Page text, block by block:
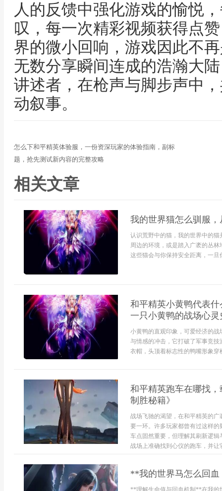
人的反馈中强化游戏的愉悦
叹，每一次精彩视频获得点
界的微小回响，游戏因此不
无数分享瞬间连成的浩瀚大
讲述者，在枪声与脚步声中
动叙事。
怎么下和平精英体验服，一份资深玩家的体验指南，副标
题，抢先测试新内容的完整攻略
相关文章
我的世界猫怎么驯服
认识荒野中的猫，我的世界中的
周边的环境，或是踏入广袤的丛
这些猫会与你保持安全距离，一
和平精英小黄鸭代表
一只小黄鸭的战场心灵
小黄鸭的直观印象，可爱经济的
与情感的冲击，它打破了军事竞
衣帽，头顶着标志性的鸭嘴形象
和平精英跑车在哪找
制胜秘籍》
战场飞驰的渴望，在和平精英的
要一环。许多玩家都曾有过这样
车点固然重要，但理解其刷新逻
战场上准确找到心仪的跑车，并让
**我的世界马怎么回
**理解生命值与回血机制**在我的